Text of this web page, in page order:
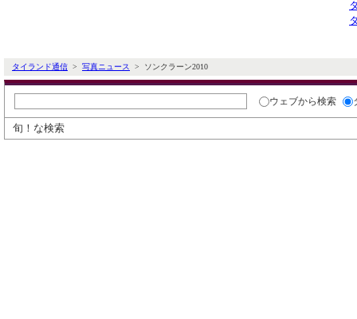
タイランド通信 > 写真ニュース > ソンクラーン2010
ウェブから検索
旬！な検索